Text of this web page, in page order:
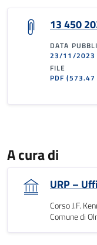
13 450
DATA
23/11/2023
FILE
PDF(573.47
A cura di
URP –
Corso J.F.
Comune di